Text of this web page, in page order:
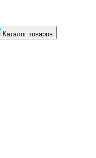
Каталог товаров